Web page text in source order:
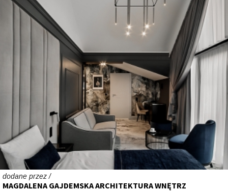
dodane przez /
MAGDALENA GAJDEMSKA ARCHITEKTURA WNĘTRZ